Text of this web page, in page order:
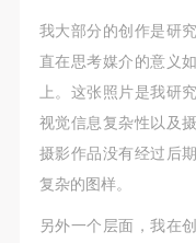
我大部分的创作是研
直在思考媒介的意义
上。这张照片是我研
视觉信息复杂性以及
摄影作品没有经过后
复杂的图样。
另外一个层面，我在
民法通则》以及 最
人民共和国民法通
有关规定，为明确
方）的权利义务关
带有甲方肖像的作
一、 一般约定
（1）、甲方为本协
民法通则》以及 最
人民共和国民法通
有关规定，为明确
方）的权利义务关
带有甲方肖像的作
一、 一般约定
（1）、甲方为本协
民法通则》以及 最
人民共和国民法通
有关规定，为明确
方）的权利义务关
带有甲方肖像的作
一、 一般约定
（1）、甲方为本协